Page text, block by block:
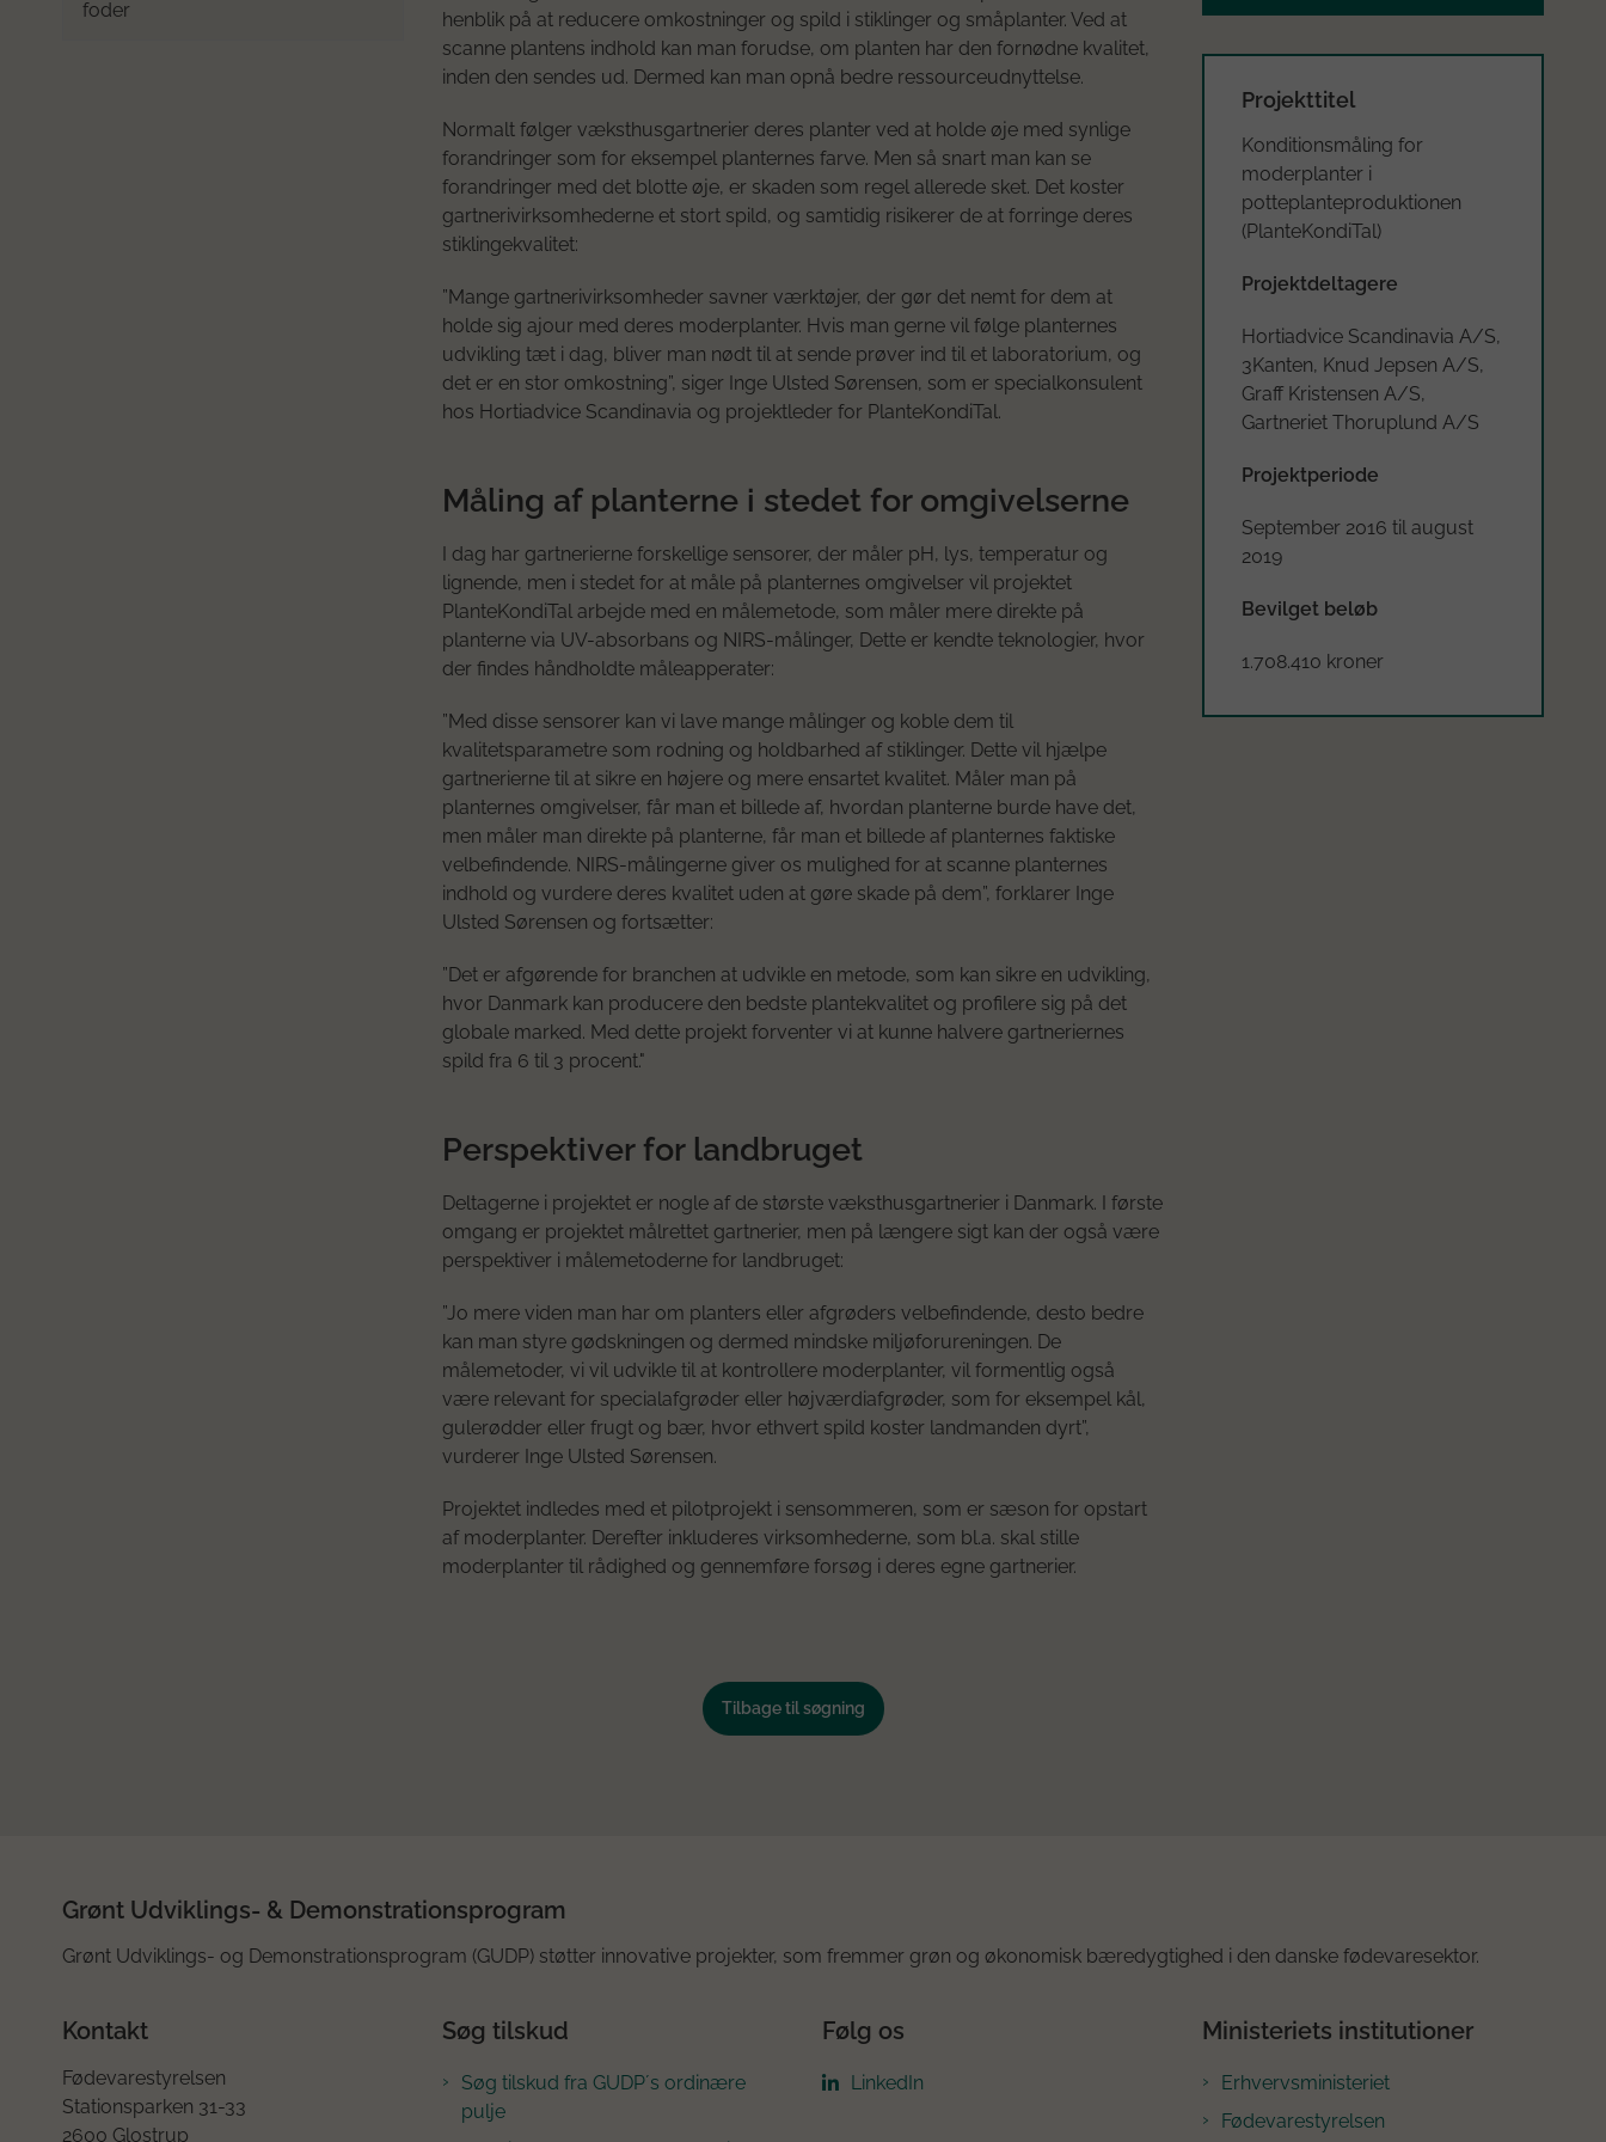
foder
henblik på at reducere omkostninger og spild i stiklinger og småplanter. Ved at
scanne plantens indhold kan man forudse, om planten har den fornødne kvalitet,
inden den sendes ud. Dermed kan man opnå bedre ressourceudnyttelse.
Normalt følger væksthusgartnerier deres planter ved at holde øje med synlige
forandringer som for eksempel planternes farve. Men så snart man kan se
forandringer med det blotte øje, er skaden som regel allerede sket. Det koster
gartnerivirksomhederne et stort spild, og samtidig risikerer de at forringe deres
stiklingekvalitet:
”Mange gartnerivirksomheder savner værktøjer, der gør det nemt for dem at
holde sig ajour med deres moderplanter. Hvis man gerne vil følge planternes
udvikling tæt i dag, bliver man nødt til at sende prøver ind til et laboratorium, og
det er en stor omkostning”, siger Inge Ulsted Sørensen, som er specialkonsulent
hos Hortiadvice Scandinavia og projektleder for PlanteKondiTal.
Måling af planterne i stedet for omgivelserne
I dag har gartnerierne forskellige sensorer, der måler pH, lys, temperatur og
lignende, men i stedet for at måle på planternes omgivelser vil projektet
PlanteKondiTal arbejde med en målemetode, som måler mere direkte på
planterne via UV-absorbans og NIRS-målinger, Dette er kendte teknologier, hvor
der findes håndholdte måleapperater:
”Med disse sensorer kan vi lave mange målinger og koble dem til
kvalitetsparametre som rodning og holdbarhed af stiklinger. Dette vil hjælpe
gartnerierne til at sikre en højere og mere ensartet kvalitet. Måler man på
planternes omgivelser, får man et billede af, hvordan planterne burde have det,
men måler man direkte på planterne, får man et billede af planternes faktiske
velbefindende. NIRS-målingerne giver os mulighed for at scanne planternes
indhold og vurdere deres kvalitet uden at gøre skade på dem”, forklarer Inge
Ulsted Sørensen og fortsætter:
”Det er afgørende for branchen at udvikle en metode, som kan sikre en udvikling,
hvor Danmark kan producere den bedste plantekvalitet og profilere sig på det
globale marked. Med dette projekt forventer vi at kunne halvere gartneriernes
spild fra 6 til 3 procent."
Perspektiver for landbruget
Deltagerne i projektet er nogle af de største væksthusgartnerier i Danmark. I første
omgang er projektet målrettet gartnerier, men på længere sigt kan der også være
perspektiver i målemetoderne for landbruget:
”Jo mere viden man har om planters eller afgrøders velbefindende, desto bedre
kan man styre gødskningen og dermed mindske miljøforureningen. De
målemetoder, vi vil udvikle til at kontrollere moderplanter, vil formentlig også
være relevant for specialafgrøder eller højværdiafgrøder, som for eksempel kål,
gulerødder eller frugt og bær, hvor ethvert spild koster landmanden dyrt”,
vurderer Inge Ulsted Sørensen.
Projektet indledes med et pilotprojekt i sensommeren, som er sæson for opstart
af moderplanter. Derefter inkluderes virksomhederne, som bl.a. skal stille
moderplanter til rådighed og gennemføre forsøg i deres egne gartnerier.
Tilbage til søgning
Projekttitel
Konditionsmåling for
moderplanter i
potteplanteproduktionen
(PlanteKondiTal)
Projektdeltagere
Hortiadvice Scandinavia A/S,
3Kanten, Knud Jepsen A/S,
Graff Kristensen A/S,
Gartneriet Thoruplund A/S
Projektperiode
September 2016 til august
2019
Bevilget beløb
1.708.410 kroner
Grønt Udviklings- & Demonstrationsprogram
Grønt Udviklings- og Demonstrationsprogram (GUDP) støtter innovative projekter, som fremmer grøn og økonomisk bæredygtighed i den danske fødevaresektor.
Kontakt
Fødevarestyrelsen
Stationsparken 31-33
2600 Glostrup
Søg tilskud
Søg tilskud fra GUDP´s ordinære
pulje
Følg os
LinkedIn
Ministeriets institutioner
Erhvervsministeriet
Fødevarestyrelsen